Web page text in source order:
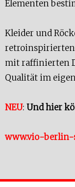
Elementen
Kleider und
mit raffinierten
Qualität im
NEU: Und hier
www.vio-berlin-